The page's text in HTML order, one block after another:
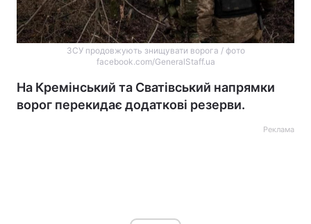
ЗСУ продовжують знищувати ворога / фото
facebook.com/GeneralStaff.ua
На Кремінський та Сватівський напрямки
ворог перекидає додаткові резерви.
Реклама